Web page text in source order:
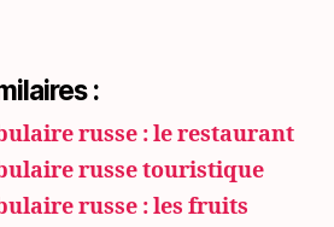
:
russe : le restaurant
russe touristique
russe : les fruits